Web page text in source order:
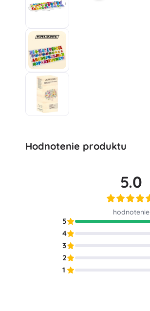
Hodnotenie produktu
5.0
hodnotenie
5
4
3
2
1